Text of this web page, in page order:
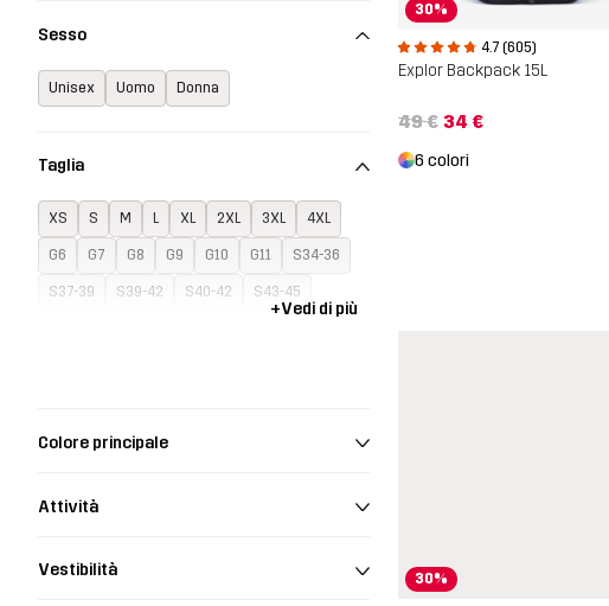
Sesso
Unisex Uomo Donna
Taglia
XS S M L XL 2XL 3XL 4XL
G6 G7 G8 G9 G10 G11 S34-36
S37-39 S39-42 S40-42 S43-45
+Vedi di più
Colore principale
Attività
Vestibilità
30%
4.7 (605)
Explor Backpack 15L
49 € 34 €
6 colori
30%